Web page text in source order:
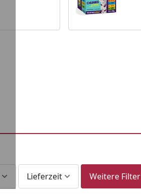
Lieferzeit Weitere Filter